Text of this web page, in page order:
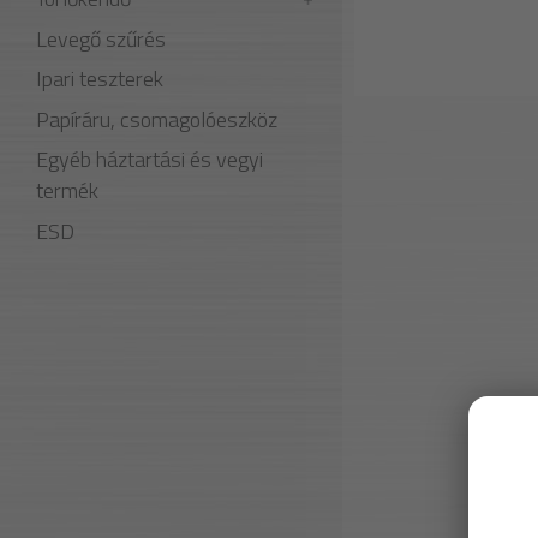
Levegő szűrés
Ipari teszterek
Papíráru, csomagolóeszköz
Egyéb háztartási és vegyi
termék
ESD